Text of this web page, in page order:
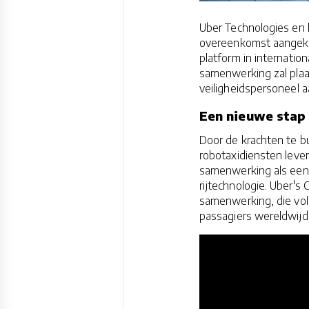
Uber Technologies
overeenkomst
platform in
samenwerking zal
veiligheidspersoneel
Een nieuwe
Door de krachten te
robotaxidiensten
samenwerking als
rijtechnologie. Uber's
samenwerking, die
passagiers